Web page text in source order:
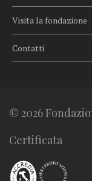
Visita la fondazione
Contatti
© 2026
Certificata